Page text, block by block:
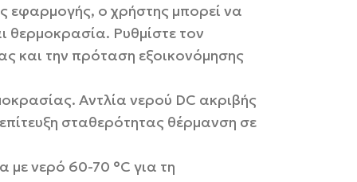
εφαρμογής, ο χρήστης μπορεί να
θερμοκρασία. Ρυθμίστε τον
και την πρόταση εξοικονόμησης
Αντλία νερού DC ακριβής
σταθερότητας θέρμανση σε
με νερό 60-70 °C για τη